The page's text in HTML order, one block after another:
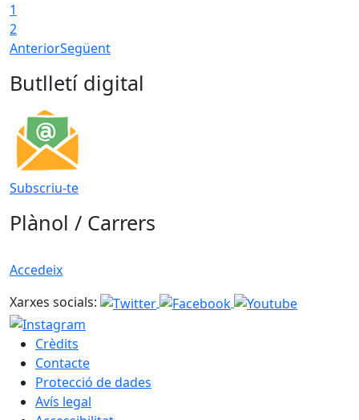
1
2
AnteriorSegüent
Butlletí digital
Subscriu-te
Plànol / Carrers
Accedeix
Xarxes socials:
Crèdits
Contacte
Protecció de dades
Avís legal